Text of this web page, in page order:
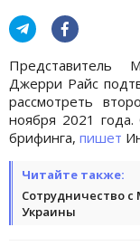
Представитель
Джерри Райс
рассмотреть
ноября 2021
брифинга, пишет
Читайте также:
Сотрудничество
Украины